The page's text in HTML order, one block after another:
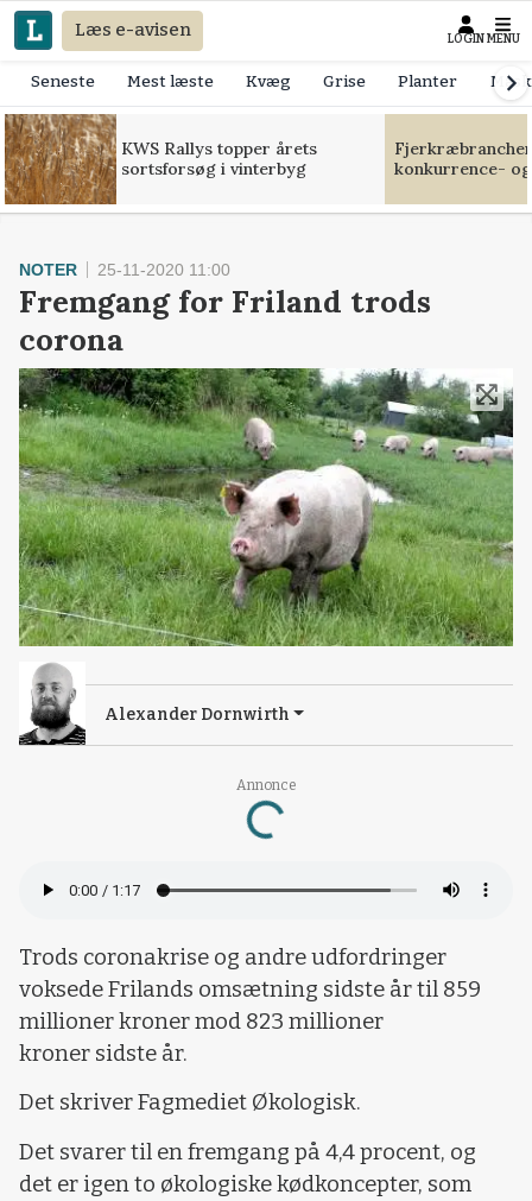
Læs e-avisen LOGIN MENU
Seneste Mest læste Kvæg Grise Planter
KWS Rallys topper årets
sortsforsøg i vinterbyg
konkurrence-
Annonce
Loading...
NOTER 25-11-2020 11:00
Fremgang for Friland trods
corona
Alexander Dornwirth
Trods coronakrise og andre udfordringer
voksede Frilands omsætning sidste år til 859
millioner kroner mod 823 millioner
kroner sidste år.
Det skriver Fagmediet Økologisk.
Det svarer til en fremgang på 4,4 procent, og
det er igen to økologiske kødkoncepter, som